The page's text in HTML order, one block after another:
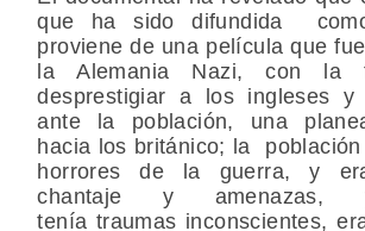
que ha sido difundida
proviene de una película que
la Alemania Nazi, con la
desprestigiar a los ingleses y
ante la población, una
hacia los británico; la
horrores de la guerra, y
chantaje y amenazas,
tenía traumas inconscientes,